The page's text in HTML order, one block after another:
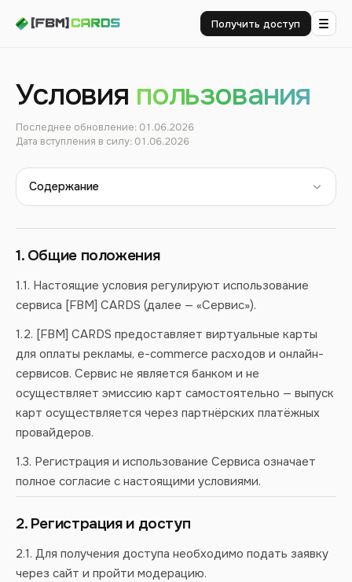
Получить доступ
Условия пользования
Последнее обновление: 01.06.2026
Дата вступления в силу: 01.06.2026
Содержание
1. Общие положения
1.1. Настоящие условия регулируют использование
сервиса [FBM] CARDS (далее — «Сервис»).
1.2. [FBM] CARDS предоставляет виртуальные карты
для оплаты рекламы, e-commerce расходов и онлайн-
сервисов. Сервис не является банком и не
осуществляет эмиссию карт самостоятельно — выпуск
карт осуществляется через партнёрских платёжных
провайдеров.
1.3. Регистрация и использование Сервиса означает
полное согласие с настоящими условиями.
2. Регистрация и доступ
2.1. Для получения доступа необходимо подать заявку
через сайт и пройти модерацию.